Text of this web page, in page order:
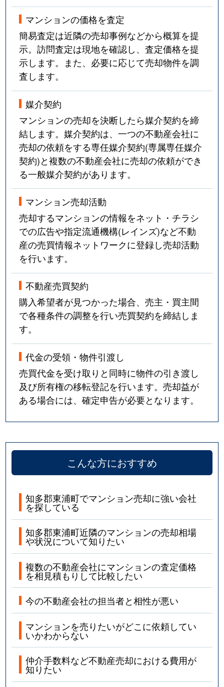
マンションの価格を査定
簡易査定は近隣の売却事例などから概算を提
示。訪問査定は現地を確認し、査定価格を提
示します。また、必要に応じて売却物件を調
査します。
媒介契約
マンションの売却を決断したら媒介契約を締
結します。媒介契約は、一つの不動産会社に
売却の依頼をする専任媒介契約(専属専任媒介
契約)と複数の不動産会社に売却の依頼ができ
る一般媒介契約があります。
マンション売却活動
売却するマンションの情報をネット・チラシ
での広告や指定流通機構(レインズ)など不動
産の売買情報ネットワークに登録し売却活動
を行います。
不動産売買契約
購入希望者が見つかった場合、売主・買主間
で各種条件の調整を行い売買契約を締結しま
す。
代金の受領・物件引渡し
売買代金を受け取りと同時に物件の引き渡し
及び所有権の移転登記を行います。売却益が
ある場合には、確定申告が必要となります。
こんな方におすすめ
知多郡東浦町でマンション売却に強い会社
を探している
知多郡東浦町近隣のマンションの売却相場
や状況について知りたい
複数の不動産会社にマンションの査定価格
を相見積もりして比較したい
今の不動産会社の担当者と相性が悪い
マンションを売りたいがどこに依頼してい
いかわからない
仲介手数料など不動産売却における費用が
知りたい